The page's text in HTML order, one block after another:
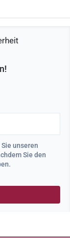
unseren
Sie den